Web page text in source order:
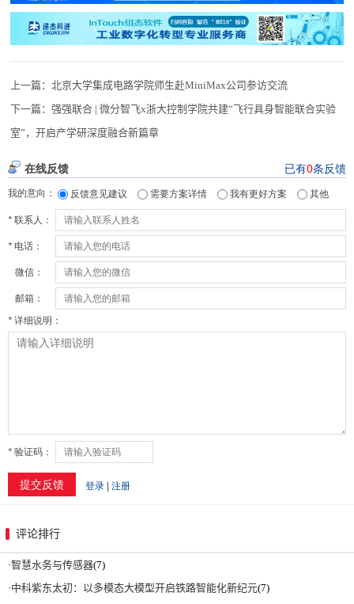
上一篇：北京大学集成电路学院师生赴MiniMax公司参访交流
下一篇：强强联合 | 微分智飞x浙大控制学院共建“飞行具身智能联合实验
室”，开启产学研深度融合新篇章
评论排行
·智慧水务与传感器(7)
·中科紫东太初：以多模态大模型开启铁路智能化新纪元(7)